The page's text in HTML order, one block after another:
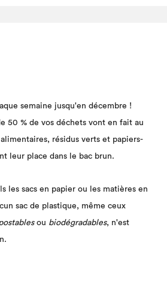
semaine jusqu'en décembre !
50 % de vos déchets vont en fait au
résidus verts et papiers-
leur place dans le bac brun.
les sacs en papier ou les matières en
sac de plastique, même ceux
ou biodégradables, n'est